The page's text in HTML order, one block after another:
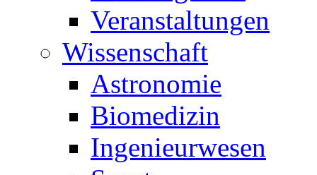
Veranstaltungen
Wissenschaft
Astronomie
Biomedizin
Ingenieurwesen